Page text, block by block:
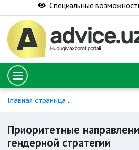
Специальные
Главная страница
Приоритетные
гендерной стратегии